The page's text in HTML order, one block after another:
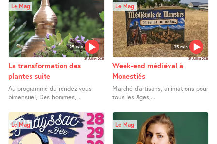
25 min
Le Mag
27 Juillet 2026
La transformation des
plantes suite
Au programme du rendez-vous
bimensuel, Des hommes,...
25 min
Le Mag
27 Juillet 2026
Week-end médiéval à
Monestiés
Marché d’artisans, animations pour
tous les âges,...
Le Mag Le Mag